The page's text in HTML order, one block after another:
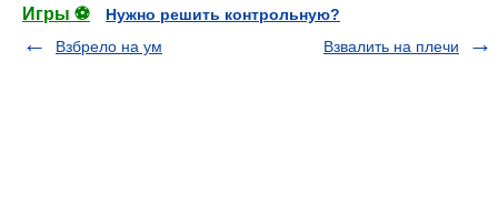
Игры ⚽
Нужно решить контрольную?
Взбрело на ум
Взвалить на плечи